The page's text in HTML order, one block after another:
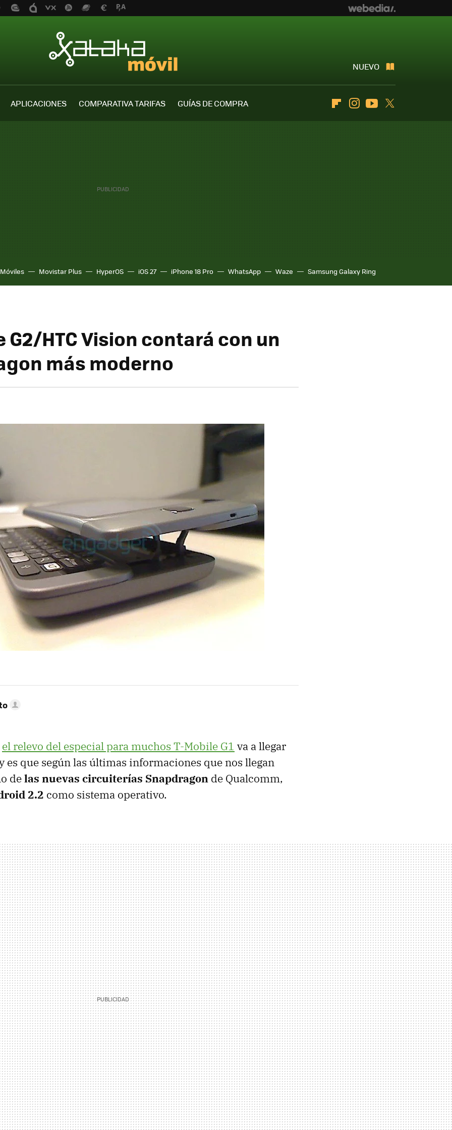
NUEVO
APLICACIONES COMPARATIVA TARIFAS GUÍAS DE COMPRA FlipboardInstagramYoutube
Móviles Movistar Plus HyperOS iOS 27 iPhone 18 Pro WhatsApp Waze Samsung Galaxy Ring
G2/HTC Vision contará con un
más moderno
el relevo del especial para muchos T-Mobile G1 va a llegar
es que según las últimas informaciones que nos llegan
delas nuevas circuiterías Snapdragon de Qualcomm,
2.2 como sistema operativo.